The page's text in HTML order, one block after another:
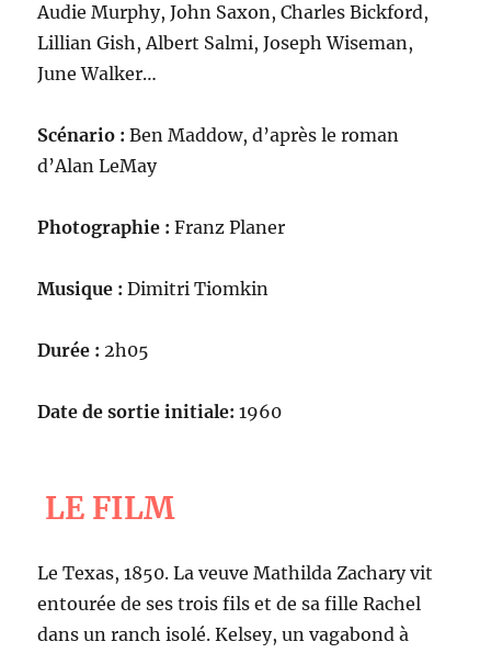
Audie Murphy, John Saxon, Charles Bickford,
Lillian Gish, Albert Salmi, Joseph Wiseman,
June Walker…
Scénario :Ben Maddow, d’après le roman
d’Alan LeMay
Photographie : Franz Planer
Musique :Dimitri Tiomkin
Durée : 2h05
Date de sortie initiale: 1960
LE FILM
Le Texas, 1850. La veuve Mathilda Zachary vit
entourée de ses trois fils et de sa fille Rachel
dans un ranch isolé. Kelsey, un vagabond à